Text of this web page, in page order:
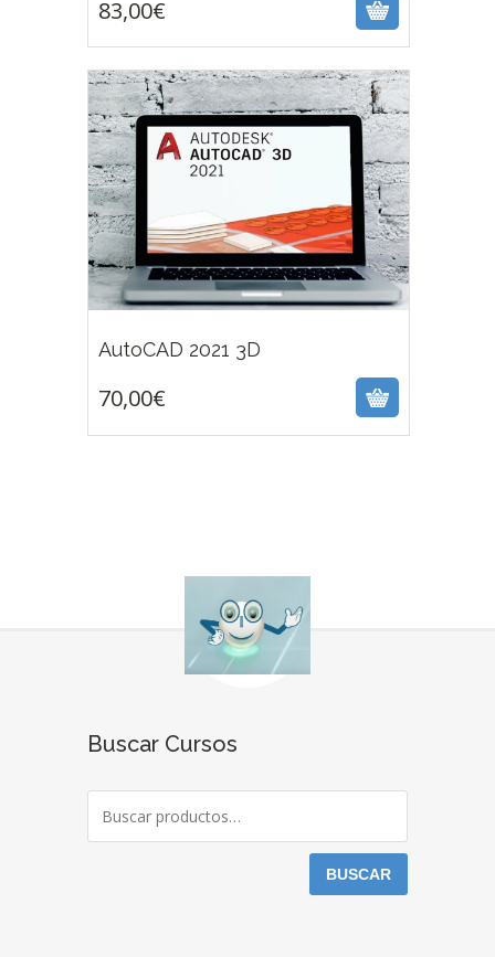
83,00€
AutoCAD 2021 3D
70,00€
70,00
Buscar Cursos
BUSCAR